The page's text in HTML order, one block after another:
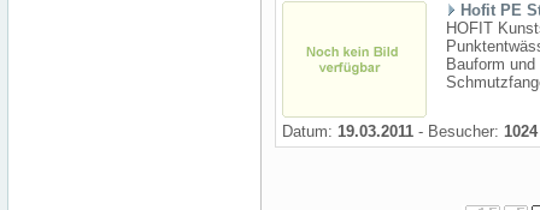
Hofit PE
HOFIT
Bauform
Datum: 19.03.2011 - Besucher: 1024